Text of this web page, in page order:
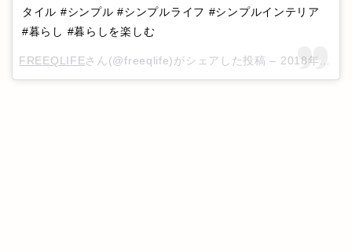
タイル #シンプル #シンプルライフ #シンプルインテリア
#暮らし #暮らしを楽しむ
FREEQLIFEさん(@freeqlife)がシェアした投稿 – 2018年 7月月22日午前5時28分PDT